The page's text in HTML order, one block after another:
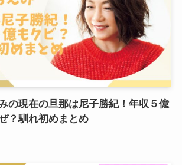
の現在の旦那は尼子勝紀！年収５億
？馴れ初めまとめ